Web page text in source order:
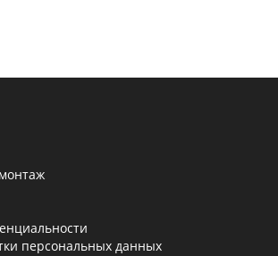
персональных данных